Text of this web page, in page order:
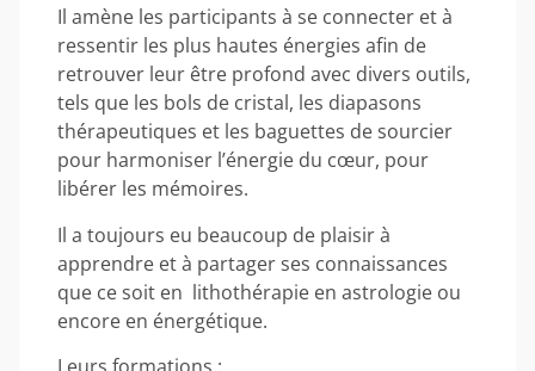
Il amène les participants à se connecter et à
ressentir les plus hautes énergies afin de
retrouver leur être profond avec divers outils,
tels que les bols de cristal, les diapasons
thérapeutiques et les baguettes de sourcier
pour harmoniser l’énergie du cœur, pour
libérer les mémoires.
Il a toujours eu beaucoup de plaisir à
apprendre et à partager ses connaissances
que ce soit en lithothérapie en astrologie ou
encore en énergétique.